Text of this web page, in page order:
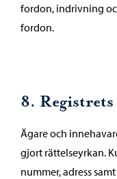
fordon, indrivning
fordon.
8.
Ägare och
gjort rättelseyrkan.
nummer, adress